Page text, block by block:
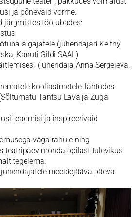
ja põnevaid vorme.
järgmistes töötubades:
algajatele (juhendajad Keithy
Kanuti Gildi SAAL)
(juhendaja Anna Sergejeva,
kooliastmetele, lähtudes
Tantsu Lava ja Zuga
teadmisi ja inspireerivaid
väga rahule ning
teatripäev mõnda õpilast tulevikus
tegelema.
meeldejääva päeva